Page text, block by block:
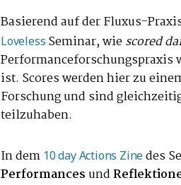
Basierend auf der Fluxus-
Loveless Seminar, wiescored
ist. Scores werden hier zu
Forschung und sind
teilzuhaben.
In dem 10 day Actions Zinedes
Performances und